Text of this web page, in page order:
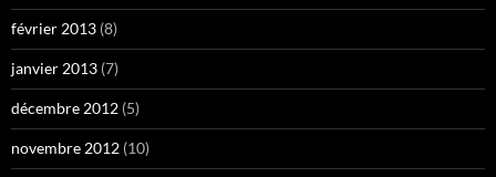
février 2013 (8)
janvier 2013 (7)
décembre 2012 (5)
novembre 2012 (10)